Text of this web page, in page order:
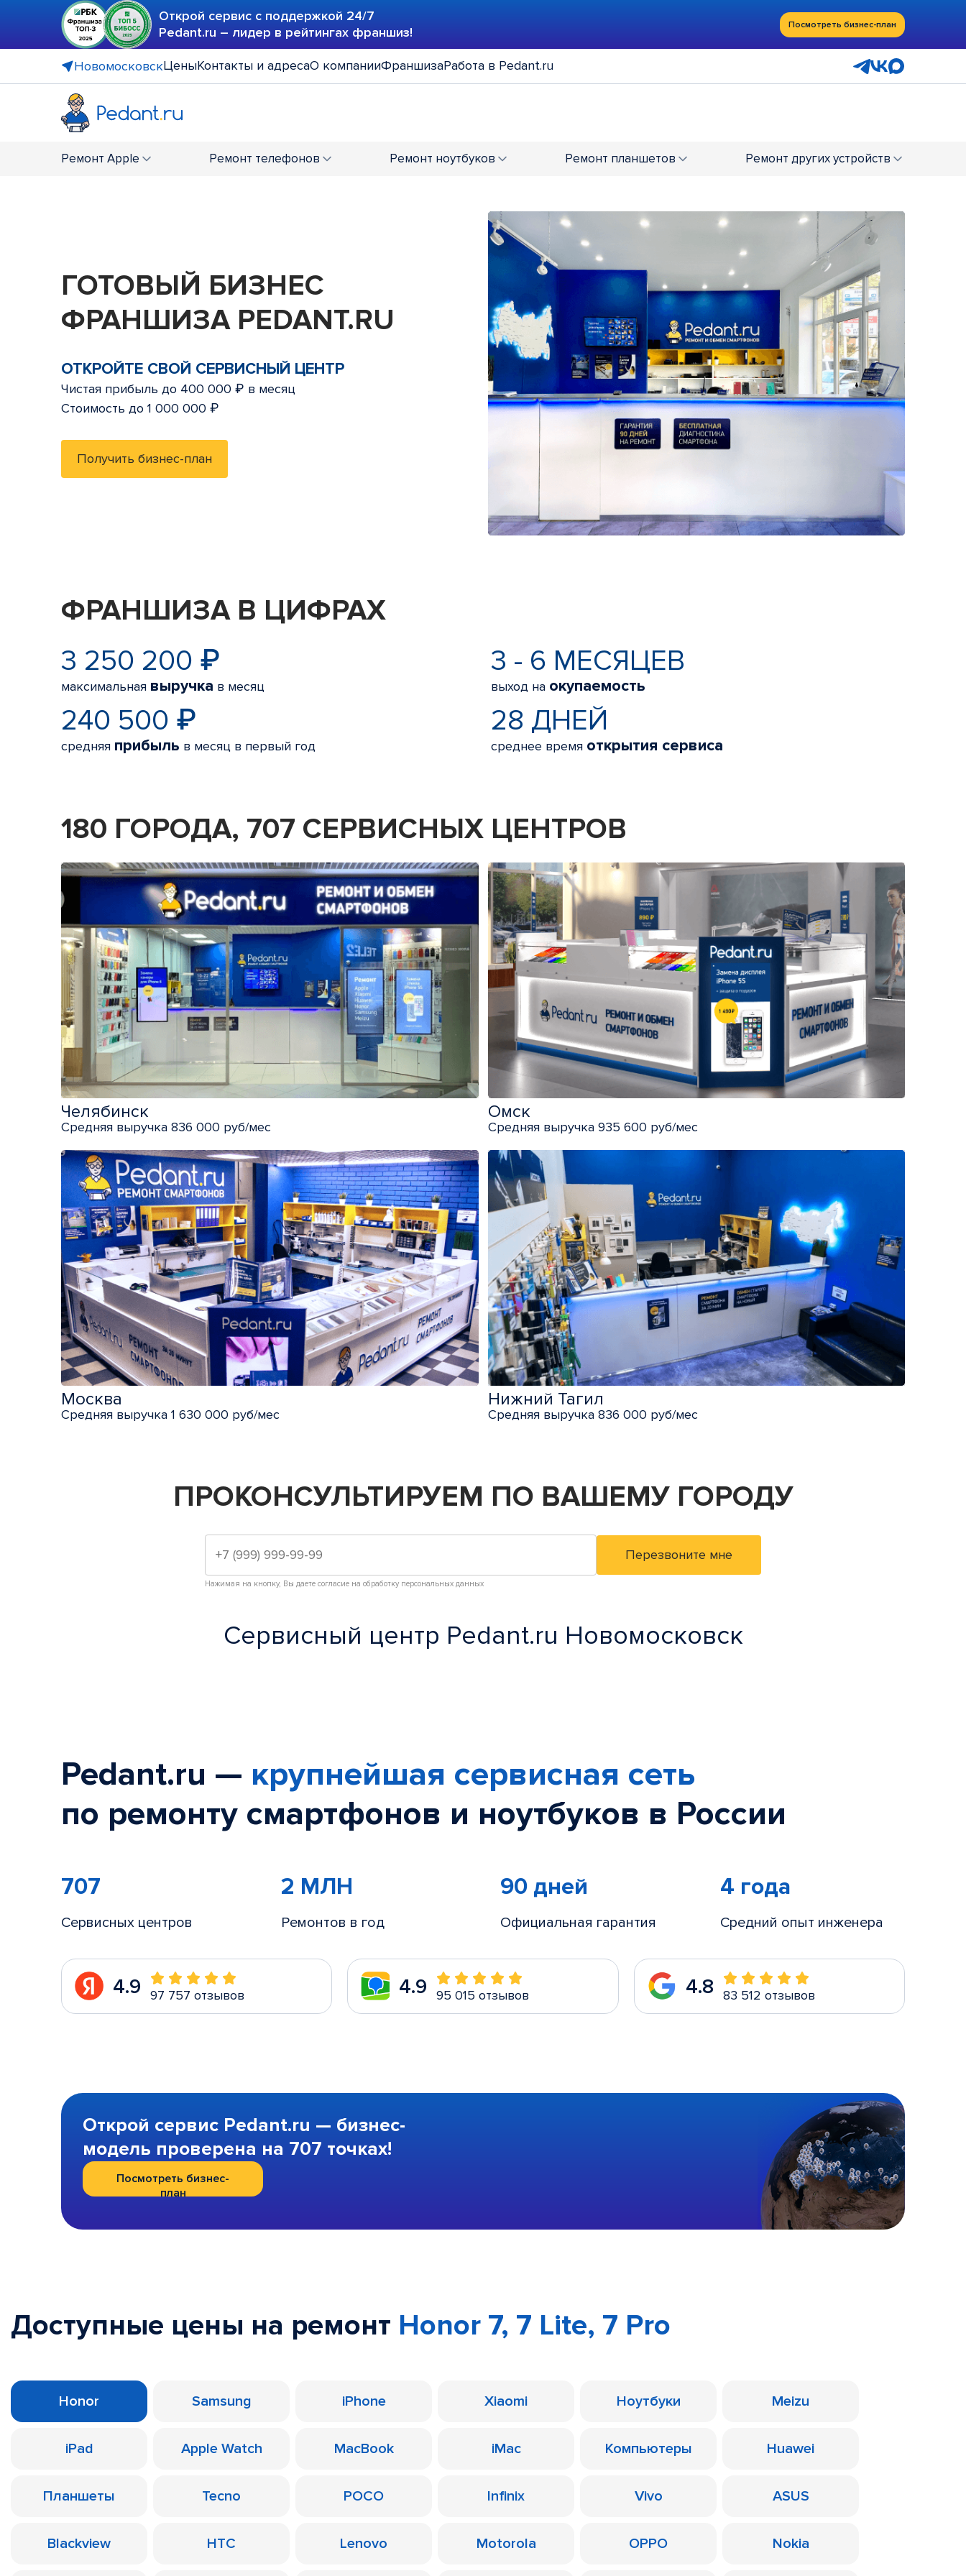
Открой сервис с поддержкой 24/7
Pedant.ru – лидер в рейтингах франшиз!
Посмотреть бизнес-план
НовомосковскЦеныКонтакты и адресаО компанииФраншизаРабота в Pedant.ru
Ремонт Apple Ремонт телефонов Ремонт ноутбуков Ремонт планшетов Ремонт других устройств
ГОТОВЫЙ БИЗНЕС
ФРАНШИЗА PEDANT.RU
ОТКРОЙТЕ СВОЙ СЕРВИСНЫЙ ЦЕНТР
Чистая прибыль до 400 000 ₽ в месяц
Стоимость до 1 000 000 ₽
Получить бизнес-план
ФРАНШИЗА В ЦИФРАХ
3 250 200 ₽
максимальная выручка в месяц
3 - 6 МЕСЯЦЕВ
выход на окупаемость
240 500 ₽
средняя прибыль в месяц в первый год
28 ДНЕЙ
среднее время открытия сервиса
180 ГОРОДА, 707 СЕРВИСНЫХ ЦЕНТРОВ
Челябинск
Средняя выручка 836 000 руб/мес
Омск
Средняя выручка 935 600 руб/мес
Москва
Средняя выручка 1 630 000 руб/мес
Нижний Тагил
Средняя выручка 836 000 руб/мес
ПРОКОНСУЛЬТИРУЕМ ПО ВАШЕМУ ГОРОДУ
Нажимая на кнопку, Вы даете согласие на обработку персональных данных
Сервисный центр Pedant.ru Новомосковск
Pedant.ru — крупнейшая сервисная сеть
по ремонту смартфонов и ноутбуков в России
707
Сервисных центров
2 МЛН
Ремонтов в год
90 дней
Официальная гарантия
4 года
Средний опыт инженера
4.9 97 757 отзывов 4.9 95 015 отзывов 4.8 83 512 отзывов
Открой сервис Pedant.ru — бизнес-
модель проверена на 707 точках!
Посмотреть бизнес-
план
Доступные цены на ремонт Honor 7, 7 Lite, 7 Pro
Honor Samsung iPhone Xiaomi Ноутбуки Meizu
iPad Apple Watch MacBook iMac Компьютеры Huawei
Планшеты Tecno POCO Infinix Vivo ASUS
Blackview HTC Lenovo Motorola OPPO Nokia